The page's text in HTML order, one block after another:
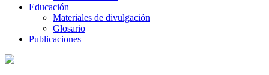
Educación
Materiales de divulgación
Glosario
Publicaciones